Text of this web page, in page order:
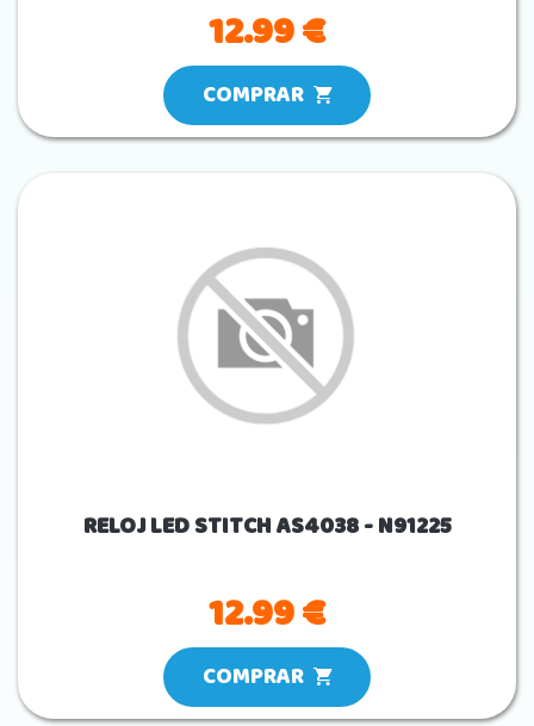
12.99 €
COMPRAR
RELOJ LED STITCH AS4038 - N91225
12.99 €
COMPRAR